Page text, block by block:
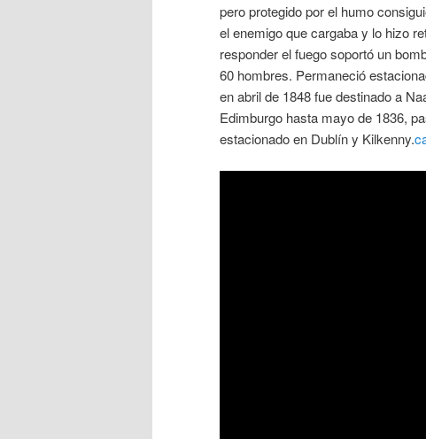
pero protegido por el humo
el enemigo que cargaba y lo hizo
responder el fuego soportó un
60 hombres. Permaneció
en abril de 1848 fue destinado a
Edimburgo hasta mayo de 1836,
estacionado en Dublín y Kilkenny.